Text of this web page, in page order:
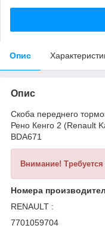
Опис
Опис
Скоба переднего
Рено Кенго 2 (Renault
BDA671
Внимание!
Номера
RENAULT :
7701059704